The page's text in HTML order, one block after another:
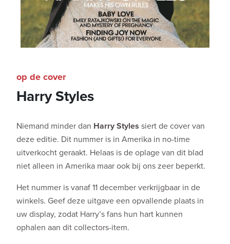
Harry Styles
op de cover
Niemand minder dan Harry Styles siert de cover van
deze editie. Dit nummer is in Amerika in no-time
uitverkocht geraakt. Helaas is de oplage van dit blad
niet alleen in Amerika maar ook bij ons zeer beperkt.
Het nummer is vanaf 11 december verkrijgbaar in de
winkels. Geef deze uitgave een opvallende plaats in
uw display, zodat Harry’s fans hun hart kunnen
ophalen aan dit collectors-item.